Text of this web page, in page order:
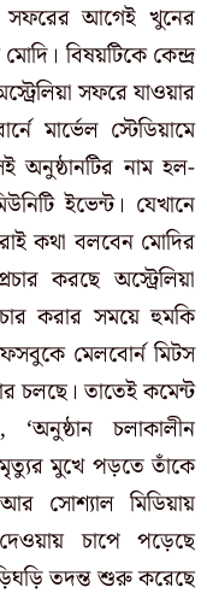
সফরের আগেই খুনের
বিষয়টিকে কেন্দ্র
সফরে যাওয়ার
মার্ভেল স্টেডিয়ামে
অনুষ্ঠানটির নাম হল-
ইভেন্ট। যেখানে
কথা বলবেন মোদির
করছে অস্ট্রেলিয়া
করার সময়ে হুমকি
মেলবোর্ন মিটস
চলছে। তাতেই কমেন্ট
চলাকালীন
মৃত্যুর মুখে পড়তে তাঁকে
সোশ্যাল মিডিয়ায়
চাপে পড়েছে
তদন্ত শুরু করেছে